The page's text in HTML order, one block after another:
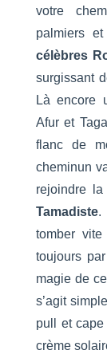
votre
palmiers
célèbres
surgissant
Là encore
Afur et
flanc de
cheminun
rejoindre la
Tamadiste.
tomber
toujours
magie de
s’agit
pull et
crème